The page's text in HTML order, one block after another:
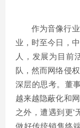
作为音像行业
业，时至今日，
人，发展为目前
队，然而网络侵
深层的思考。董
越来越隐蔽化和
之外，遭遇到更‘
做好传统销售终